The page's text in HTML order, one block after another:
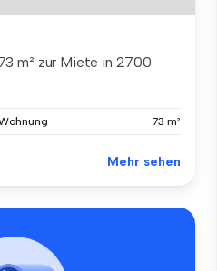
m² zur Miete in 2700
73 m²
Mehr sehen